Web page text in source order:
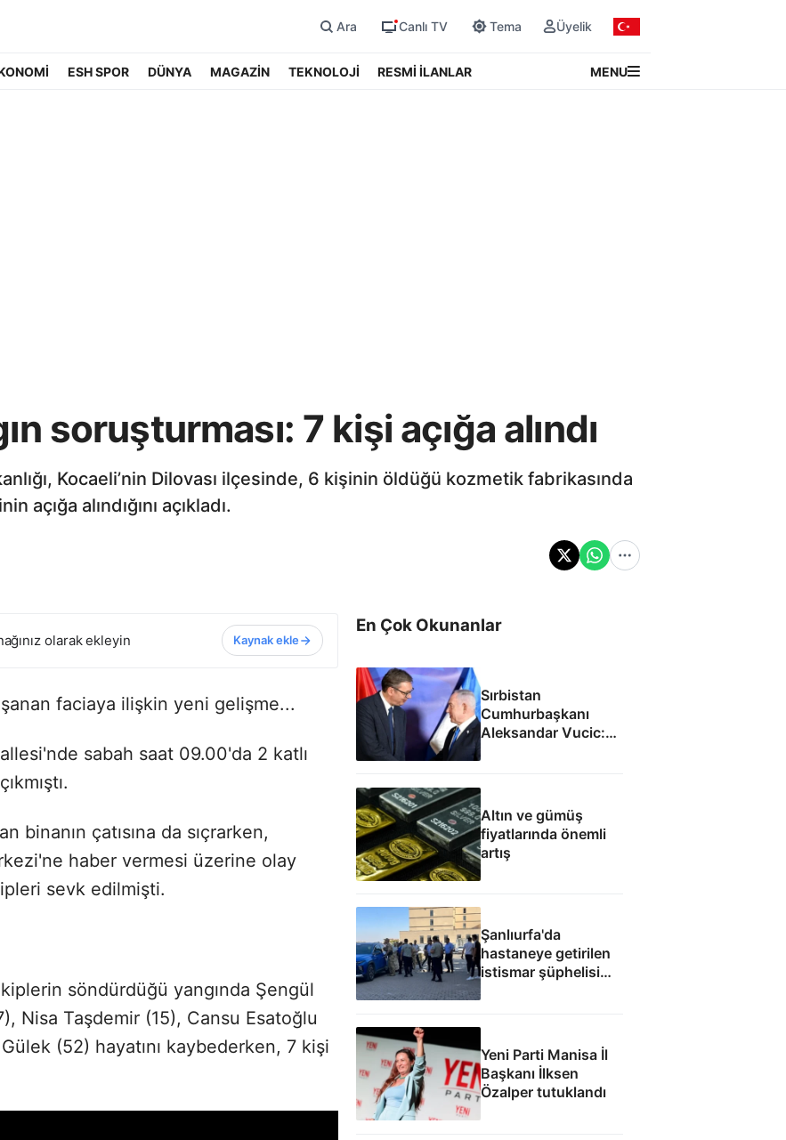
Ara Canlı TV Tema Üyelik
ESH SPOR DÜNYA MAGAZİN TEKNOLOJİ RESMİ İLANLAR MENU
soruşturması: 7 kişi açığa alındı
Kocaeli’nin Dilovası ilçesinde, 6 kişinin öldüğü kozmetik fabrikasında
açığa alındığını açıkladı.
olarak ekleyin Kaynak ekle
faciaya ilişkin yeni gelişme...
sabah saat 09.00'da 2 katlı
binanın çatısına da sıçrarken,
haber vermesi üzerine olay
sevk edilmişti.
söndürdüğü yangında Şengül
Nisa Taşdemir (15), Cansu Esatoğlu
(52) hayatını kaybederken, 7 kişi
En Çok Okunanlar
Sırbistan
Cumhurbaşkanı
Aleksandar Vucic:
İsrail ile SİHA
Altın ve gümüş
fiyatlarında önemli
artış
Şanlıurfa'da
hastaneye getirilen
istismar şüphelisi
silahlı saldırıda
Yeni Parti Manisa İl
Başkanı İlksen
Özalper tutuklandı